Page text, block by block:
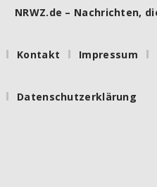
NRWZ.de – Nachrichten,
Kontakt Impressum
Datenschutzerklärung